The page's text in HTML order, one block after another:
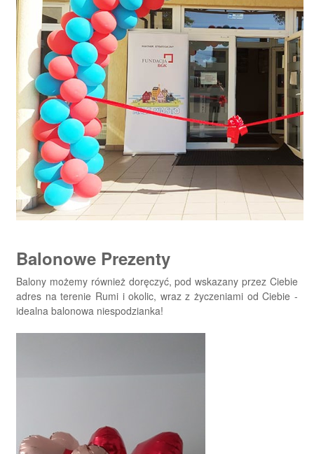
Balonowe Prezenty
Balony możemy również doręczyć, pod wskazany przez Ciebie
adres na terenie Rumi i okolic, wraz z życzeniami od Ciebie -
idealna balonowa niespodzianka!